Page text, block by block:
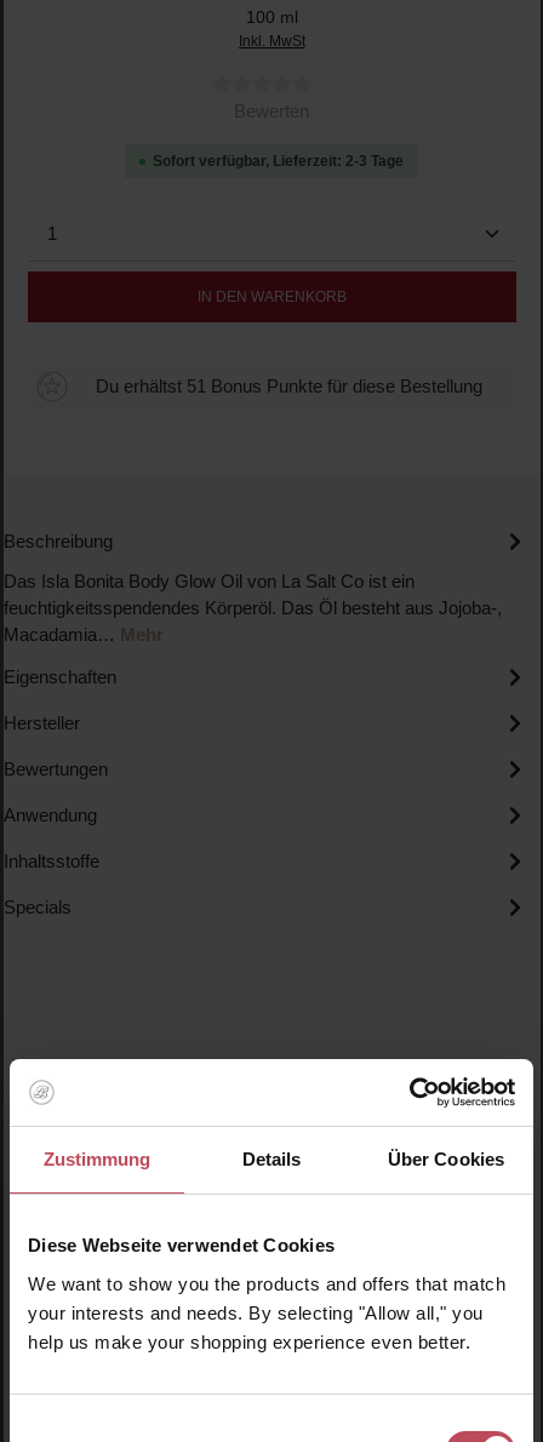
Zustimmung Details Über Cookies
Diese Webseite verwendet Cookies
We want to show you the products and offers that match
your interests and needs. By selecting "Allow all," you
help us make your shopping experience even better.
100 ml
Inkl. MwSt
Durchschnittliche Bewertung von 0 von 5 Sternen
Bewerten
Sofort verfügbar, Lieferzeit: 2-3 Tage
Produkt Anzahl: Gib den gewünschten Wert ein
IN DEN WARENKORB
Du erhältst 51 Bonus Punkte für diese Bestellung
Beschreibung
Das Isla Bonita Body Glow Oil von La Salt Co ist ein
feuchtigkeitsspendendes Körperöl. Das Öl besteht aus Jojoba-,
Macadamia… Mehr
Eigenschaften
Hersteller
Bewertungen
Anwendung
Inhaltsstoffe
Specials
Neu